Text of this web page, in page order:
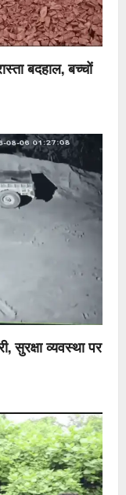
बदहाल, बच्चों
सुरक्षा व्यवस्था पर